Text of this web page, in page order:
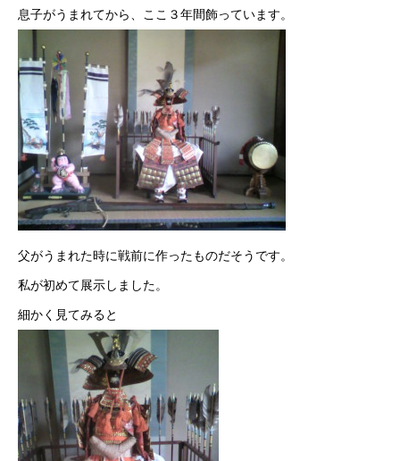
息子がうまれてから、ここ３年間飾っています。
父がうまれた時に戦前に作ったものだそうです。
私が初めて展示しました。
細かく見てみると